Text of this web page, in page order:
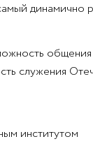
динамично
служения
институтом